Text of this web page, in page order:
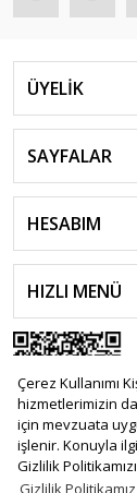
Çerez Kullanımı
hizmetlerimizin
için mevzuata
işlenir. Konuyla
Gizlilik
ÜYELİK
SAYFALAR
HESABIM
HIZLI MENÜ